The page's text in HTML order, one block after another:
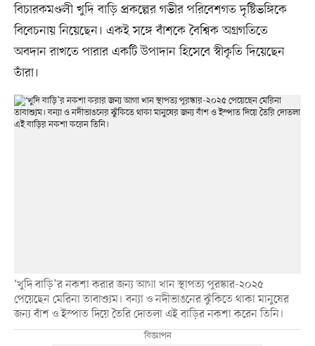
বিচারকমণ্ডলী খুদি বাড়ি প্রকল্পের গভীর পরিবেশগত দৃষ্টিভঙ্গিকে
বিবেচনায় নিয়েছেন। একই সঙ্গে বাঁশকে বৈশ্বিক অগ্রগতিতে
অবদান রাখতে পারার একটি উপাদান হিসেবে স্বীকৃতি দিয়েছেন
তাঁরা।
‘খুদি বাড়ি’র নকশা করার জন্য আগা খান স্থাপত্য পুরস্কার-২০২৫
পেয়েছেন মেরিনা তাবাশ্যুম। বন্যা ও নদীভাঙনের ঝুঁকিতে থাকা মানুষের
জন্য বাঁশ ও ইস্পাত দিয়ে তৈরি দোতলা এই বাড়ির নকশা করেন তিনি।